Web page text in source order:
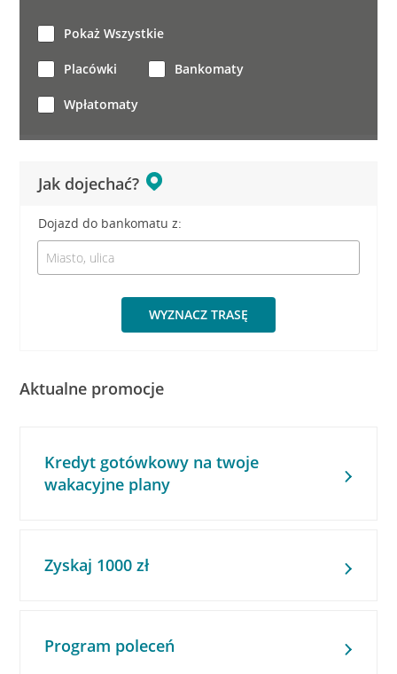
Jak dojechać?
Dojazd do bankomatu z:
WYZNACZ TRASĘ
Pokaż Wszystkie
Placówki Bankomaty
Wpłatomaty
Aktualne promocje
Kredyt gotówkowy na twoje
wakacyjne plany
Zyskaj 1000 zł
Program poleceń